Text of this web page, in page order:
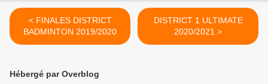
< FINALES DISTRICT
BADMINTON 2019/2020
DISTRICT 1 ULTIMATE
2020/2021 >
Hébergé par Overblog